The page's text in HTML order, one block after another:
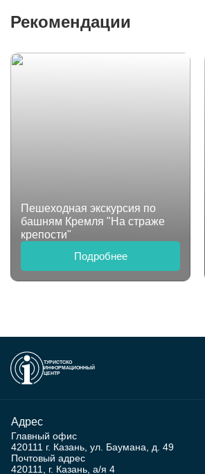
Рекомендации
Пешеходная экскурсия по
башням Кремля "На страже
крепости"
Подробнее
ТУРИСТСКО
ИНФОРМАЦИОННЫЙ
ЦЕНТР
Адрес
Главный офис
420111 г. Казань, ул. Баумана, д. 49
Почтовый адрес
420111, г. Казань, а/я 4